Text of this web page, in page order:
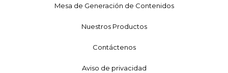
Mesa de Generación de Contenidos
Nuestros Productos
Contáctenos
Aviso de privacidad